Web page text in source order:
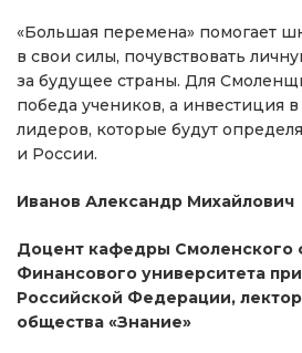
«Большая перемена» помогает
в свои силы, почувствовать
за будущее страны. Для
победа учеников, а инвестиция
лидеров, которые будут
и России.
Иванов Александр Михайлович
Доцент кафедры Смоленского
Финансового университета
Российской Федерации,
общества «Знание»